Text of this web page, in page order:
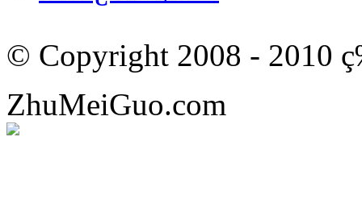
© Copyright 2008 -
ZhuMeiGuo.com